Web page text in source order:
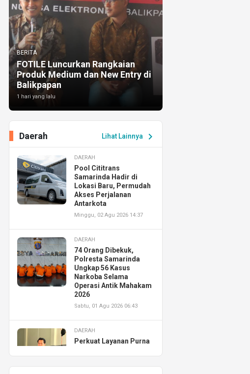
BERITA
FOTILE Luncurkan Rangkaian
Produk Medium dan New Entry di
Balikpapan
1 hari yang lalu
Lihat Lainnya chevron_right
Daerah
DAERAH
Pool Cititrans
Samarinda Hadir di
Lokasi Baru, Permudah
Akses Perjalanan
Antarkota
Minggu, 02 Agu 2026 14:37
DAERAH
74 Orang Dibekuk,
Polresta Samarinda
Ungkap 56 Kasus
Narkoba Selama
Operasi Antik Mahakam
2026
Sabtu, 01 Agu 2026 06:43
DAERAH
Perkuat Layanan Purna
Resmikan AHASS